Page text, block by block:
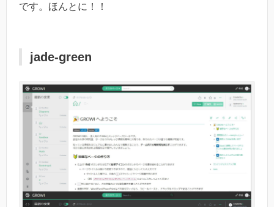
です。ほんとに！！
jade-green